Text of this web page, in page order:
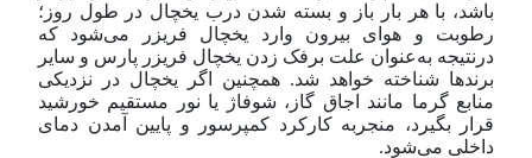
باشد، با هر بار باز و بسته شدن درب یخچال در طول روز؛
رطوبت و هوای بیرون وارد یخچال فریزر می‌شود که
در‌نتیجه به‌عنوان علت برفک زدن یخچال فریزر پارس و سایر
برند‌ها شناخته خواهد شد. همچنین اگر یخچال در نزدیکی
منابع گرما مانند اجاق گاز، شوفاژ یا نور مستقیم خورشید
قرار بگیرد، منجر‌به کارکرد کمپرسور و پایین آمدن دمای
داخلی می‌شود.